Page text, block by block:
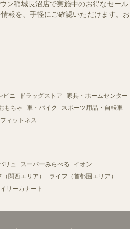
ン稲城長沼店で実施中のお得なセール
報を、手軽にご確認いただけます。お
ビニ ドラッグストア
家具・ホームセンター
もちゃ 車・バイク
スポーツ用品・自転車
ィットネス
リュ スーパーみらべる
イオン
関西エリア）
ライフ（首都圏エリア）
リーカナート